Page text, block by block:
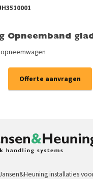
Opneemband
Offerte aanvragen
installaties